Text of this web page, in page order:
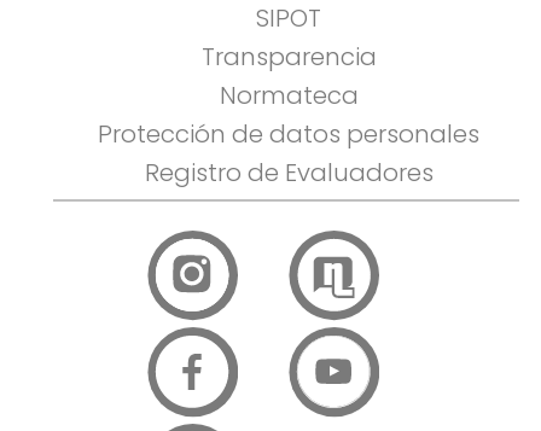
SIPOT
Transparencia
Normateca
Protección de datos personales
Registro de Evaluadores